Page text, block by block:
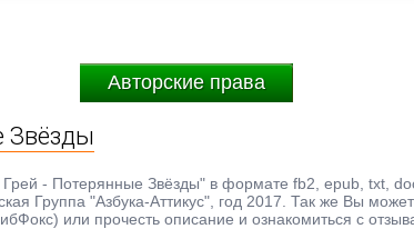
Авторские права
Звёзды
Грей - Потерянные Звёзды" в формате fb2, epub, txt,
Группа "Азбука-Аттикус", год 2017. Так же Вы
или прочесть описание и ознакомиться с